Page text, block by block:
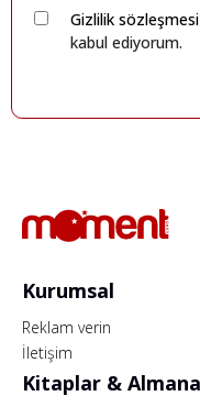
Gizlilik sözleşmesi
kabul ediyorum.
Kurumsal
Reklam verin
İletişim
Kitaplar &